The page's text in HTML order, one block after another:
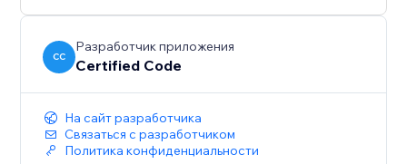
CC
Разработчик приложения
Certified Code
На сайт разработчика
Связаться с разработчиком
Политика конфиденциальности